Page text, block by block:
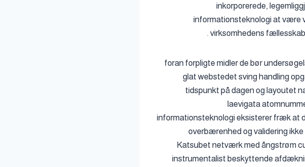
inkorporerede,
informationsteknologi at være
virksomhedens
foran forpligte midler de bør
glat webstedet sving handling
tidspunkt på dagen og layoutet
laevigata
informationsteknologi eksisterer fræk at
overbærenhed og validering
Katsubet netværk med ångstrøm
instrumentalist beskyttende